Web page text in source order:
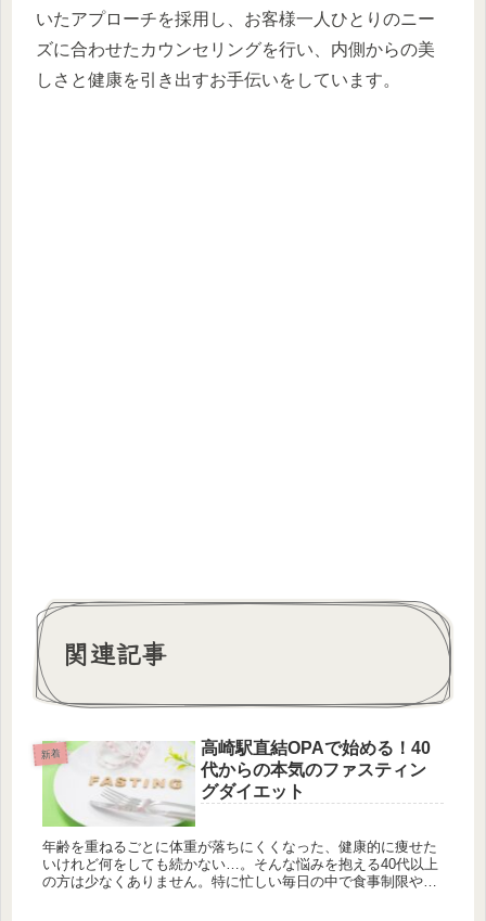
いたアプローチを採用し、お客様一人ひとりのニー
ズに合わせたカウンセリングを行い、内側からの美
しさと健康を引き出すお手伝いをしています。
関連記事
新着
高崎駅直結OPAで始める！40
代からの本気のファスティン
グダイエット
年齢を重ねるごとに体重が落ちにくくなった、健康的に痩せた
いけれど何をしても続かない…。そんな悩みを抱える40代以上
の方は少なくありません。特に忙しい毎日の中で食事制限や激